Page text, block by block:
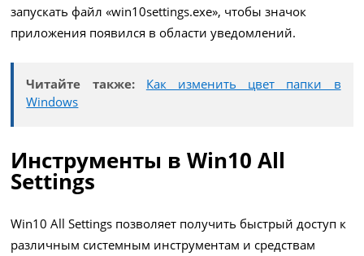
запускать файл «win10settings.exe», чтобы значок
приложения появился в области уведомлений.
Читайте также:
Как изменить цвет папки в
Windows
Инструменты в Win10 All
Settings
Win10 All Settings позволяет получить быстрый доступ к
различным системным инструментам и средствам